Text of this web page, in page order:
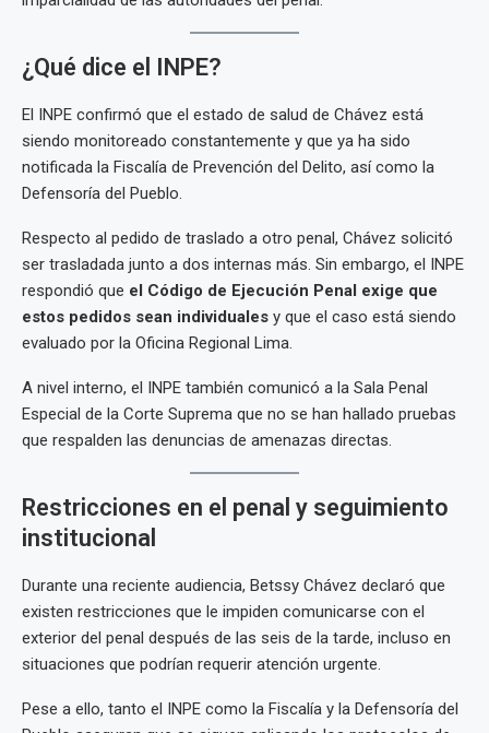
¿Qué dice el INPE?
El INPE confirmó que el estado de salud de Chávez está
siendo monitoreado constantemente y que ya ha sido
notificada la Fiscalía de Prevención del Delito, así como la
Defensoría del Pueblo.
Respecto al pedido de traslado a otro penal, Chávez solicitó
ser trasladada junto a dos internas más. Sin embargo, el INPE
respondió que el Código de Ejecución Penal exige que
estos pedidos sean individuales y que el caso está siendo
evaluado por la Oficina Regional Lima.
A nivel interno, el INPE también comunicó a la Sala Penal
Especial de la Corte Suprema que no se han hallado pruebas
que respalden las denuncias de amenazas directas.
Restricciones en el penal y seguimiento
institucional
Durante una reciente audiencia, Betssy Chávez declaró que
existen restricciones que le impiden comunicarse con el
exterior del penal después de las seis de la tarde, incluso en
situaciones que podrían requerir atención urgente.
Pese a ello, tanto el INPE como la Fiscalía y la Defensoría del